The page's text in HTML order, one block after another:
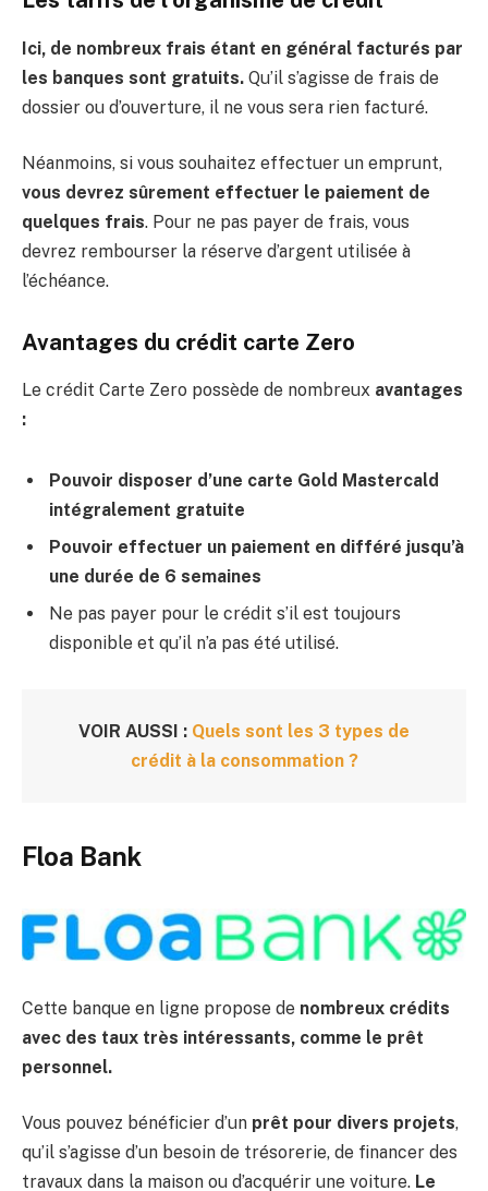
Ici, de nombreux frais étant en général facturés par
les banques sont gratuits. Qu’il s’agisse de frais de
dossier ou d’ouverture, il ne vous sera rien facturé.
Néanmoins, si vous souhaitez effectuer un emprunt,
vous devrez sûrement effectuer le paiement de
quelques frais. Pour ne pas payer de frais, vous
devrez rembourser la réserve d’argent utilisée à
l’échéance.
Avantages du crédit carte Zero
Le crédit Carte Zero possède de nombreux avantages
:
Pouvoir disposer d’une carte Gold Mastercald
intégralement gratuite
Pouvoir effectuer un paiement en différé jusqu’à
une durée de 6 semaines
Ne pas payer pour le crédit s’il est toujours
disponible et qu’il n’a pas été utilisé.
VOIR AUSSI : Quels sont les 3 types de
crédit à la consommation ?
Floa Bank
Cette banque en ligne propose de nombreux crédits
avec des taux très intéressants, comme le prêt
personnel.
Vous pouvez bénéficier d’un prêt pour divers projets,
qu’il s’agisse d’un besoin de trésorerie, de financer des
travaux dans la maison ou d’acquérir une voiture. Le